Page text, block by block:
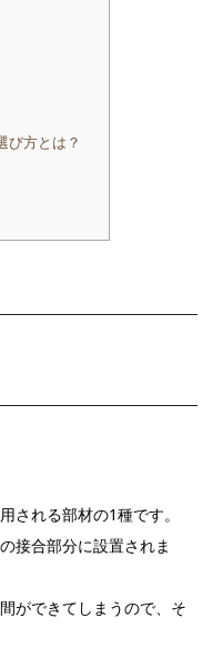
び方とは？
される部材の1種です。
接合部分に設置されま
ができてしまうので、そ